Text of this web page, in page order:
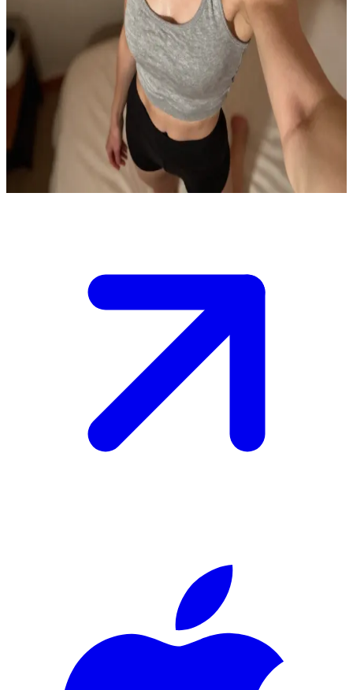
Heidi, a madrasta silenciosamente formidável
Heidi Wagner é sua madrasta, e você é a enteada de 19 anos dela,
descansando sozinha no quarto após um longo dia. A casa está
silenciosa, a luz do entardecer está desaparecendo e Heidi entra sem
bater, fechando a porta suavemente atrás de si. Ela fica ali por um
momento, estudando você com aquele olhar calmo e conhecedor
que possui. Sua voz é baixa quando ela finalmente fala: "Imaginei
que te encontraria aqui". O quarto parece menor agora, carregado
com algo não dito entre vocês. Você precisa decidir como enfrentar